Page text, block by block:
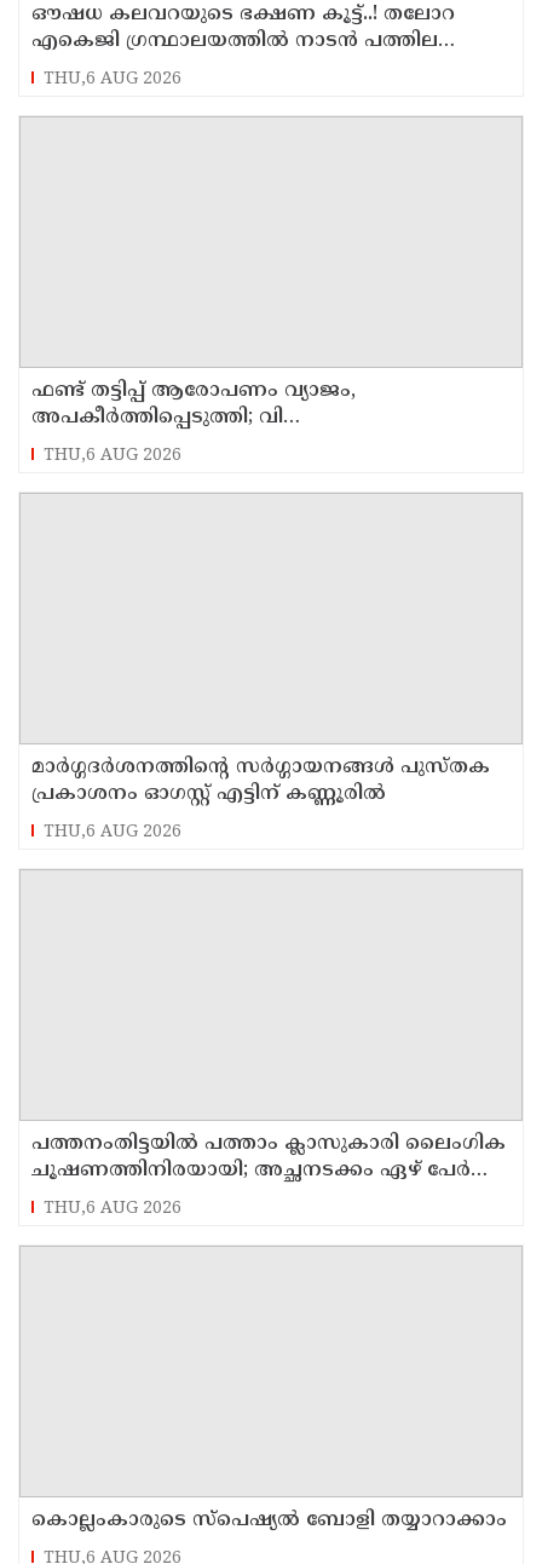
ഔഷധ കലവറയുടെ ഭക്ഷണ കൂട്ട്..! തലോറ
എകെജി ഗ്രന്ഥാലയത്തിൽ നാടൻ പത്തില
കറികളുടെ പ്രദർശനവും ക്ലാസും സംഘടിപ്പിച്ചു
THU,6 AUG 2026
ഫണ്ട് തട്ടിപ്പ് ആരോപണം വ്യാജം,
അപകീർത്തിപ്പെടുത്തി; വി
കുഞ്ഞികൃഷ്ണനെതിരെ നിയമനടപടിയുമായി ടി
ഐ മധുസൂദനൻ
THU,6 AUG 2026
മാർഗ്ഗദർശനത്തിന്റെ സർഗ്ഗായനങ്ങൾ പുസ്തക
പ്രകാശനം ഓഗസ്റ്റ് എട്ടിന് കണ്ണൂരിൽ
THU,6 AUG 2026
പത്തനംതിട്ടയിൽ പത്താം ക്ലാസുകാരി ലൈംഗിക
ചൂഷണത്തിനിരയായി; അച്ഛനടക്കം ഏഴ് പേർ
പീഡിപ്പിച്ചെന്ന് പരാതി
THU,6 AUG 2026
കൊല്ലംകാരുടെ സ്പെഷ്യൽ ബോളി തയ്യാറാക്കാം
THU,6 AUG 2026